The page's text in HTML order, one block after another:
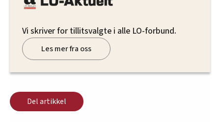
Vi skriver for tillitsvalgte i alle LO-forbund.
Les mer fra oss
Del artikkel